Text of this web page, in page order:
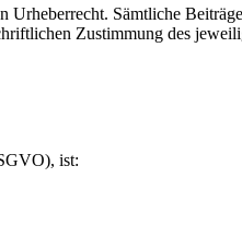
Urheberrecht. Sämtliche
Zustimmung des
ist: